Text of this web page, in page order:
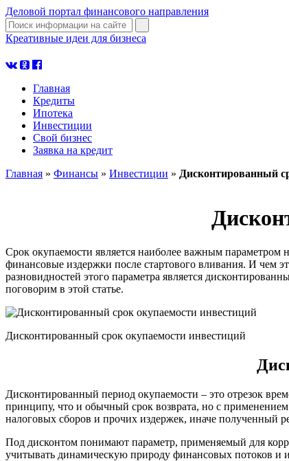
Деловой портал финансового направления
Креативные идеи для бизнеса
Главная
Кредиты
Ипотека
Инвестиции
Свой бизнес
Заявка на кредит
Главная » Финансы » Инвестиции » Дисконтированный
Срок окупаемости является наиболее важным параметром
финансовые издержки после стартового вливания. И чем
разновидностей этого параметра является
поговорим в этой статье.
Дисконтированный срок окупаемости инвестиций
Дисконтированный период окупаемости – это отрезок
принципу, что и обычный срок возврата, но с
налоговых сборов и прочих издержек, иначе полученный
Под дисконтом понимают параметр, применяемый для
учитывать динамическую природу финансовых потоков и